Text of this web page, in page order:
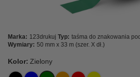
Marka: 123drukuj Typ: taśma do znakowania
Wymiary: 50 mm x 33 m (szer. X dł.)
Kolor: Zielony